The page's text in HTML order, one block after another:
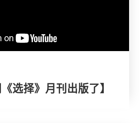
《选择》月刊出版了】